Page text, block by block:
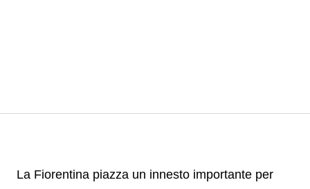
La Fiorentina piazza un innesto importante per